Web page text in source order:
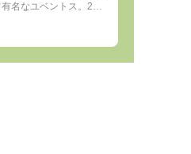
有名なユベントス。2…